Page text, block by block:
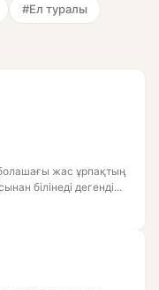
#Ел туралы
жас ұрпақтың
білінеді дегенді...